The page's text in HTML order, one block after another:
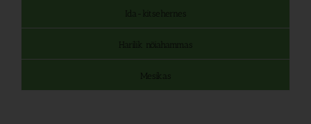
Ida-kitsehernes
Harilik nõiahammas
Mesikas